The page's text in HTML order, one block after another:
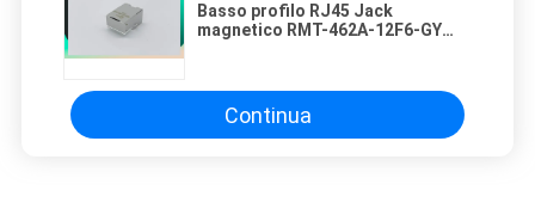
Basso profilo RJ45 Jack
magnetico RMT-462A-12F6-GY
Continua